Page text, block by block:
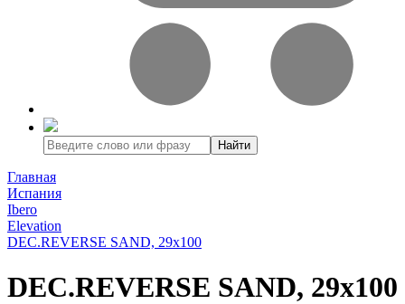
Найти
Главная
Испания
Ibero
Elevation
DEC.REVERSE SAND, 29x100
DEC.REVERSE SAND, 29x100